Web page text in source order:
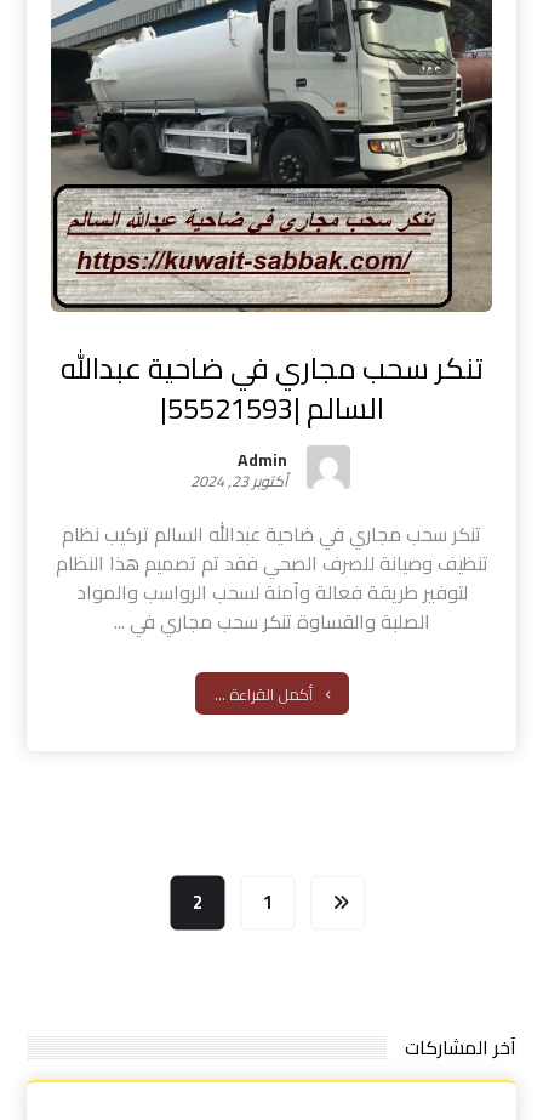
تنكر سحب مجاري في ضاحية عبدالله
السالم |55521593|
Admin
أكتوبر 23, 2024
تنكر سحب مجاري في ضاحية عبدالله السالم تركيب نظام
تنظيف وصيانة للصرف الصحي فقد تم تصميم هذا النظام
لتوفير طريقة فعالة وآمنة لسحب الرواسب والمواد
الصلبة والقساوة تنكر سحب مجاري في ...
أكمل القراءة ...
1
2
آخر المشاركات